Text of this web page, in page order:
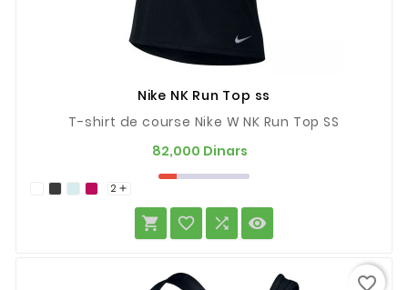
Nike NK Run Top ss
T-shirt de course Nike W NK Run Top SS
82,000 Dinars
2 
   
favorite_border